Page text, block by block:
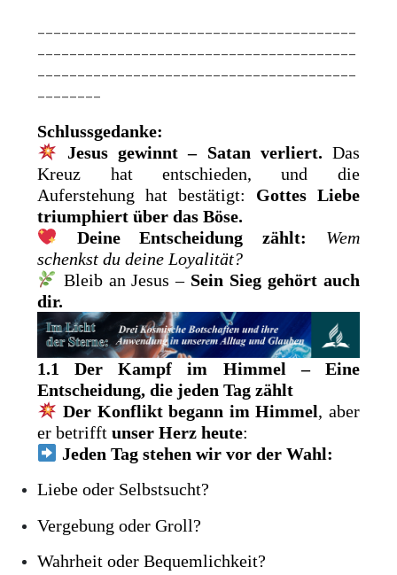
Schlussgedanke:
Jesus gewinnt – Satan verliert. Das
Kreuz hat entschieden, und die
Auferstehung hat bestätigt: Gottes Liebe
triumphiert über das Böse.
Deine Entscheidung zählt:
Wem
schenkst du deine Loyalität?
Bleib an Jesus – Sein Sieg gehört auch
dir.
1.1 Der Kampf im Himmel – Eine
Entscheidung, die jeden Tag zählt
Der Konflikt begann im Himmel, aber
er betrifftunser Herz heute:
Jeden Tag stehen wir vor der Wahl:
Liebe oder Selbstsucht?
Vergebung oder Groll?
Wahrheit oder Bequemlichkeit?